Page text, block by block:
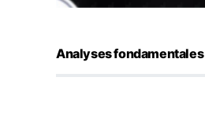
Analyses fondamentales